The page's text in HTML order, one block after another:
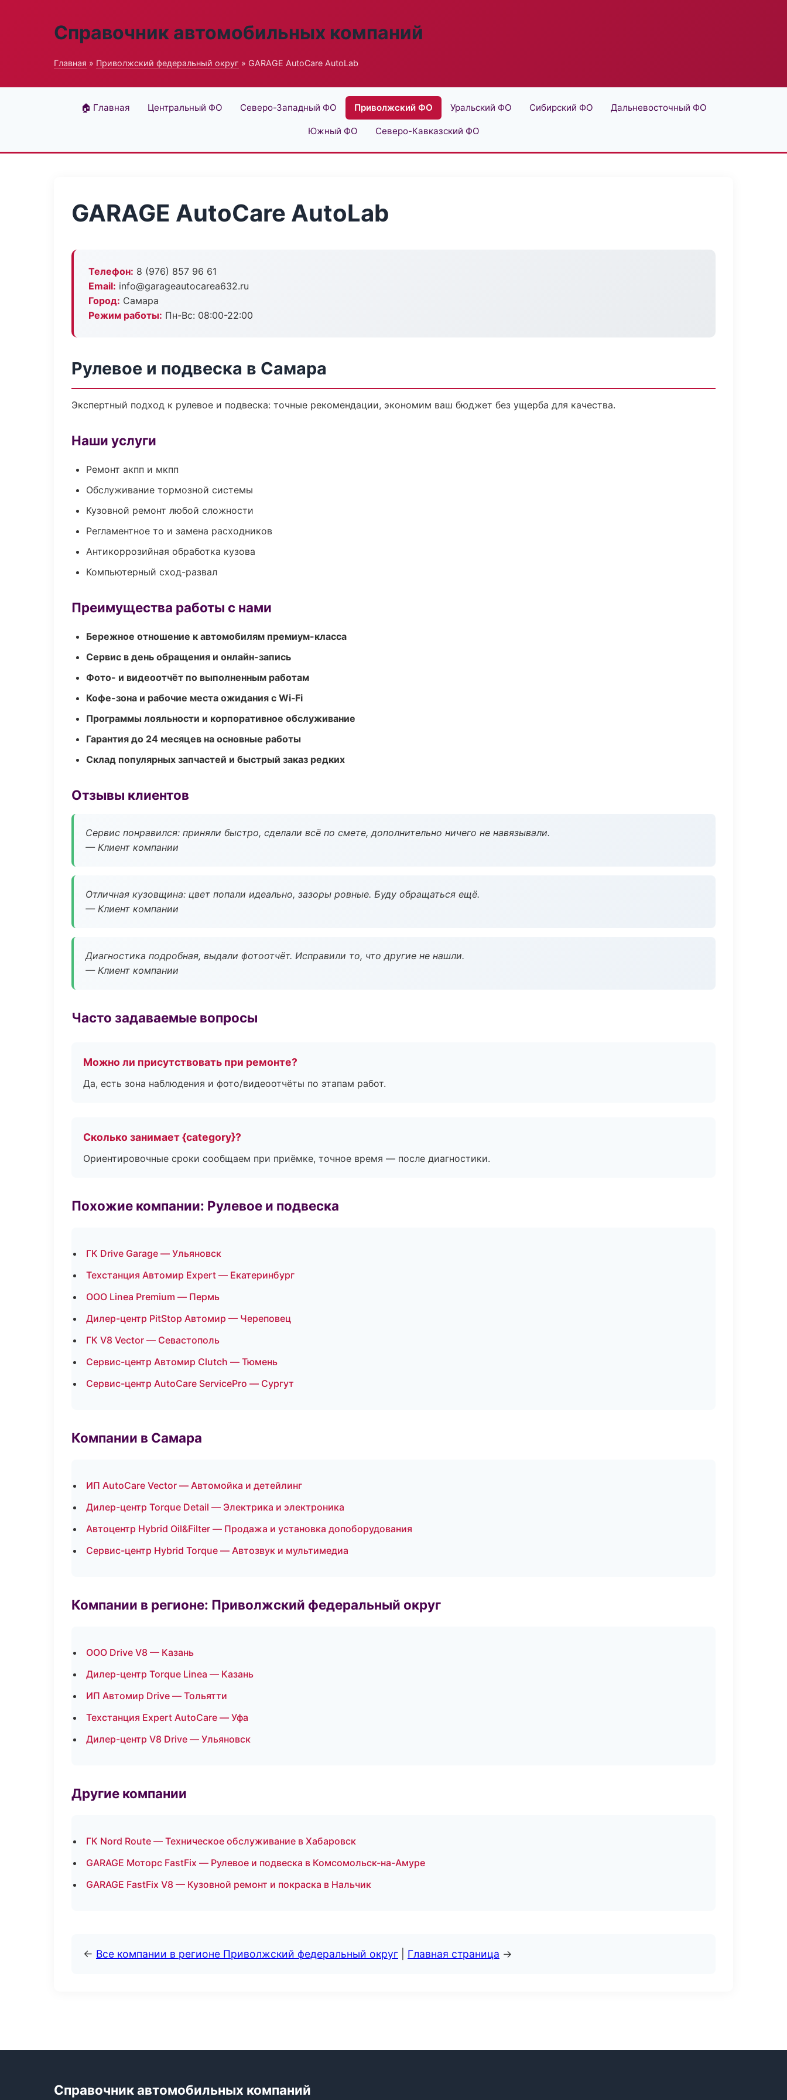
Справочник автомобильных компаний
Главная » Приволжский федеральный округ » GARAGE AutoCare AutoLab
🏠 Главная Центральный ФО Северо-Западный ФО Приволжский ФО Уральский ФО Сибирский ФО Дальневосточный ФО
Южный ФО Северо-Кавказский ФО
GARAGE AutoCare AutoLab
Телефон: 8 (976) 857 96 61
Email: info@garageautocarea632.ru
Город: Самара
Режим работы: Пн-Вс: 08:00-22:00
Рулевое и подвеска в Самара
Экспертный подход к рулевое и подвеска: точные рекомендации, экономим ваш бюджет без ущерба для качества.
Наши услуги
Ремонт акпп и мкпп
Обслуживание тормозной системы
Кузовной ремонт любой сложности
Регламентное то и замена расходников
Антикоррозийная обработка кузова
Компьютерный сход-развал
Преимущества работы с нами
Бережное отношение к автомобилям премиум-класса
Сервис в день обращения и онлайн-запись
Фото- и видеоотчёт по выполненным работам
Кофе-зона и рабочие места ожидания с Wi‑Fi
Программы лояльности и корпоративное обслуживание
Гарантия до 24 месяцев на основные работы
Склад популярных запчастей и быстрый заказ редких
Отзывы клиентов
Сервис понравился: приняли быстро, сделали всё по смете, дополнительно ничего не навязывали.
— Клиент компании
Отличная кузовщина: цвет попали идеально, зазоры ровные. Буду обращаться ещё.
— Клиент компании
Диагностика подробная, выдали фотоотчёт. Исправили то, что другие не нашли.
— Клиент компании
Часто задаваемые вопросы
Можно ли присутствовать при ремонте?
Да, есть зона наблюдения и фото/видеоотчёты по этапам работ.
Сколько занимает {category}?
Ориентировочные сроки сообщаем при приёмке, точное время — после диагностики.
Похожие компании: Рулевое и подвеска
ГК Drive Garage — Ульяновск
Техстанция Автомир Expert — Екатеринбург
ООО Linea Premium — Пермь
Дилер-центр PitStop Автомир — Череповец
ГК V8 Vector — Севастополь
Сервис-центр Автомир Clutch — Тюмень
Сервис-центр AutoCare ServicePro — Сургут
Компании в Самара
ИП AutoCare Vector — Автомойка и детейлинг
Дилер-центр Torque Detail — Электрика и электроника
Автоцентр Hybrid Oil&Filter — Продажа и установка допоборудования
Сервис-центр Hybrid Torque — Автозвук и мультимедиа
Компании в регионе: Приволжский федеральный округ
ООО Drive V8 — Казань
Дилер-центр Torque Linea — Казань
ИП Автомир Drive — Тольятти
Техстанция Expert AutoCare — Уфа
Дилер-центр V8 Drive — Ульяновск
Другие компании
ГК Nord Route — Техническое обслуживание в Хабаровск
GARAGE Моторс FastFix — Рулевое и подвеска в Комсомольск-на-Амуре
GARAGE FastFix V8 — Кузовной ремонт и покраска в Нальчик
← Все компании в регионе Приволжский федеральный округ Главная страница →
Справочник автомобильных компаний